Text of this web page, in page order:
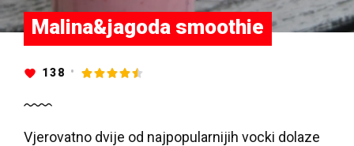
Malina&jagoda smoothie
138
Vjerovatno dvije od najpopularnijih vocki dolaze